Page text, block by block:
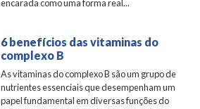
encarada como uma forma real...
6 benefícios das vitaminas do
complexo B
As vitaminas do complexo B são um grupo de
nutrientes essenciais que desempenham um
papel fundamental em diversas funções do